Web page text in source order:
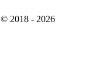
© 2018 - 2026